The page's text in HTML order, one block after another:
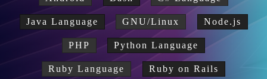
Java Language GNU/Linux Node.js
PHP Python Language
Ruby Language Ruby on Rails